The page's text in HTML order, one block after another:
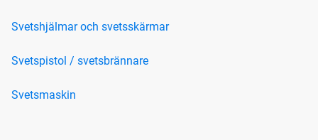
Svetshjälmar och svetsskärmar
Svetspistol / svetsbrännare
Svetsmaskin